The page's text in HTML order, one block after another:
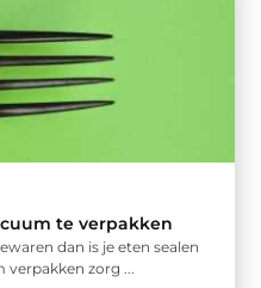
te verpakken
dan is je eten sealen
zorg ...